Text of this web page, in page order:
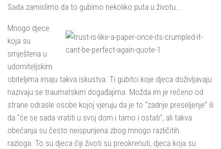
Sada zamislimo da to gubimo nekoliko puta u životu…
Mnogo djece
koja su
smještena u
udomiteljskim
obiteljima imaju takva iskustva. Ti gubitci koje djeca doživljavaju
nazivaju se traumatskim događajima. Možda im je rečeno od
strane odrasle osobe kojoj vjeruju da je to “zadnje preseljenje” ili
da “će se sada vratiti u svoj dom i tamo i ostati”, ali takva
obećanja su često neispunjena zbog mnogo različitih
razloga. To su djeca čiji životi su preokrenuti, djeca koja su